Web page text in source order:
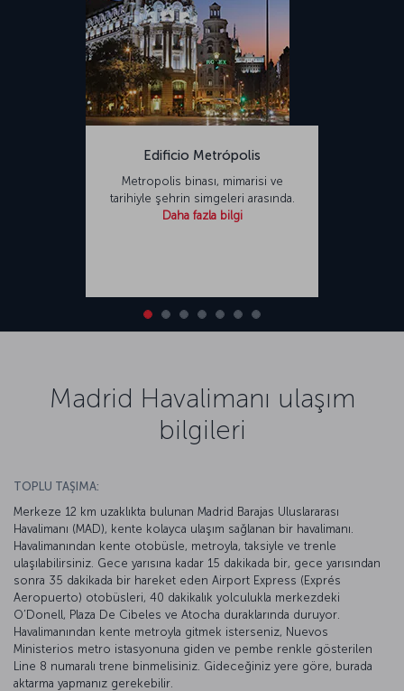
Edificio Metrópolis
Metropolis binası, mimarisi ve
tarihiyle şehrin simgeleri arasında.
Daha fazla bilgi
Madrid Havalimanı ulaşım
bilgileri
TOPLU TAŞIMA:
Merkeze 12 km uzaklıkta bulunan Madrid Barajas Uluslararası
Havalimanı (MAD), kente kolayca ulaşım sağlanan bir havalimanı.
Havalimanından kente otobüsle, metroyla, taksiyle ve trenle
ulaşılabilirsiniz. Gece yarısına kadar 15 dakikada bir, gece yarısından
sonra 35 dakikada bir hareket eden Airport Express (Exprés
Aeropuerto) otobüsleri, 40 dakikalık yolculukla merkezdeki
O’Donell, Plaza De Cibeles ve Atocha duraklarında duruyor.
Havalimanından kente metroyla gitmek isterseniz, Nuevos
Ministerios metro istasyonuna giden ve pembe renkle gösterilen
Line 8 numaralı trene binmelisiniz. Gideceğiniz yere göre, burada
aktarma yapmanız gerekebilir.